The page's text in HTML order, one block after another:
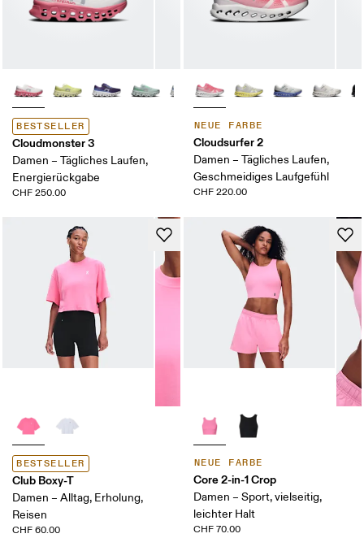
BESTSELLER
Cloudmonster 3
Damen – Tägliches Laufen,
Energierückgabe
CHF 250.00
NEUE FARBE
Cloudsurfer 2
Damen – Tägliches Laufen,
Geschmeidiges Laufgefühl
CHF 220.00
BESTSELLER
Club Boxy-T
Damen – Alltag, Erholung,
Reisen
CHF 60.00
NEUE FARBE
Core 2-in-1 Crop
Damen – Sport, vielseitig,
leichter Halt
CHF 70.00